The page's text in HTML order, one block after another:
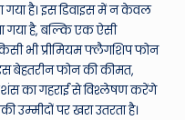
गया है। इस डिवाइस में न केवल
गया है, बल्कि एक ऐसी
भी प्रीमियम फ्लैगशिप फोन
बेहतरीन फोन की कीमत,
का गहराई से विश्लेषण करेंगे
पर खरा उतरता है।